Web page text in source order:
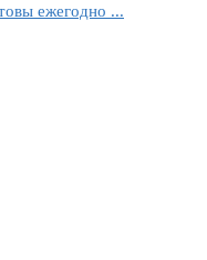
ежегодно ...